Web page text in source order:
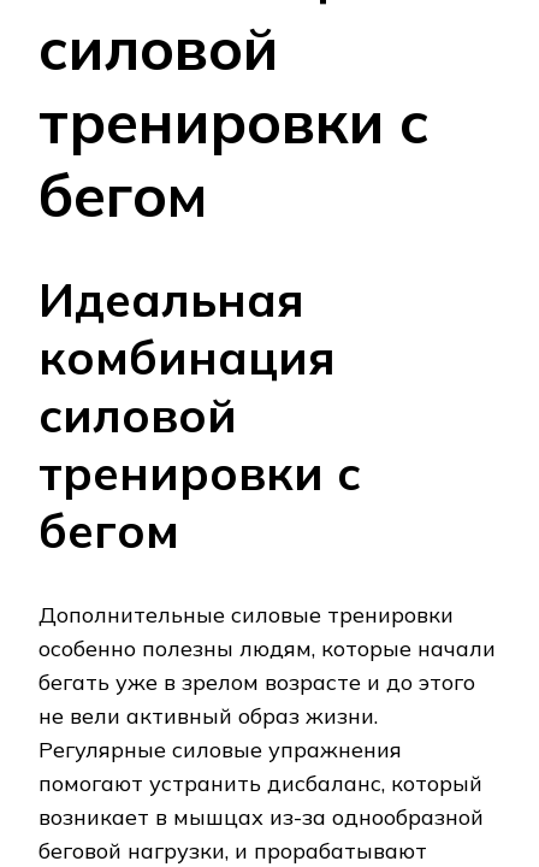
силовой
тренировки с
бегом
Идеальная
комбинация
силовой
тренировки с
бегом
Дополнительные силовые тренировки
особенно полезны людям, которые начали
бегать уже в зрелом возрасте и до этого
не вели активный образ жизни.
Регулярные силовые упражнения
помогают устранить дисбаланс, который
возникает в мышцах из-за однообразной
беговой нагрузки, и прорабатывают